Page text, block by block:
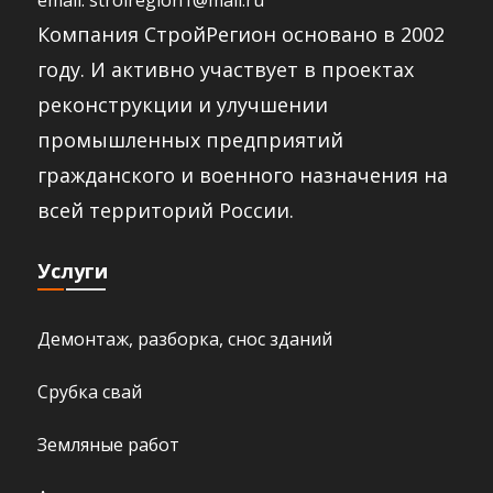
Компания СтройРегион основано в 2002
году. И активно участвует в проектах
реконструкции и улучшении
промышленных предприятий
гражданского и военного назначения на
всей территорий России.​
Услуги
Демонтаж, разборка, снос зданий
Срубка свай
Земляные работ